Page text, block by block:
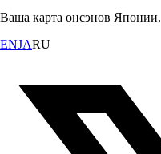
Ваша карта онсэнов Японии.
ENJARU